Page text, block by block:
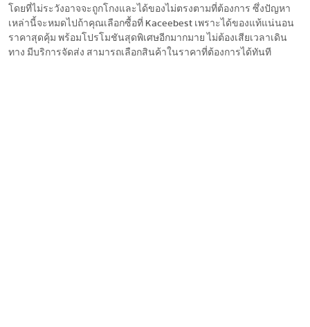
โดยที่ไม่ระวังอาจจะถูกโกงและได้ของไม่ตรงตามที่ต้องการ ซึ่งปัญหา
เหล่านี้จะหมดไปถ้าคุณเลือกซื้อที่ Kaceebest เพราะได้ของแท้แน่นอน
ราคาสุดคุ้ม พร้อมโปรโมชันสุดพิเศษอีกมากมาย ไม่ต้องเสียเวลาเดิน
ทาง มีบริการจัดส่ง สามารถเลือกสินค้าในราคาที่ต้องการได้ทันที